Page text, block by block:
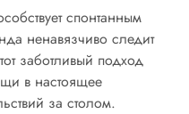
спонтанным
ненавязчиво следит
заботливый подход
в настоящее
за столом.